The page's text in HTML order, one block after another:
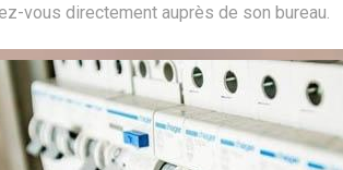
vous directement auprès de son bureau.